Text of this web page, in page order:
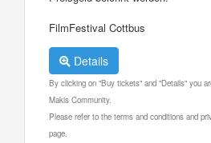
FilmFestival Cottbus
Details
By clicking on "Buy tickets" and "Details" you
Makis Community.
Please refer to the terms and conditions and
page.